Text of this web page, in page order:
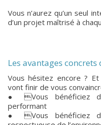
Vous n’aurez qu’un seul
d’un projet maîtrisé à
Les avantages concrets
Vous hésitez encore ? Et bien voici ce les avantages qui
vont finir de vous
● Vous bénéficiez
performant
● Vous bénéficiez